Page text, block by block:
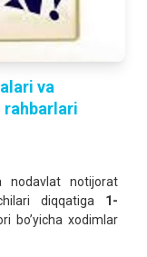
va
nodavlat notijorat
diqqatiga 1-
bo’yicha xodimlar